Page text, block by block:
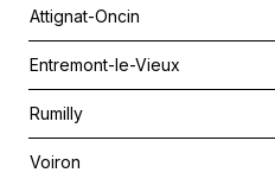
Attignat-Oncin
Entremont-le-Vieux
Rumilly
Voiron